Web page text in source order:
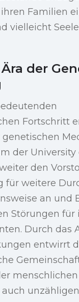
Familien
vielleicht
der
Fortschritt
der University
den
für weitere
an und
Störungen für
Durch das
entwirrt